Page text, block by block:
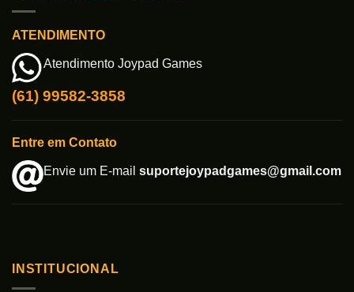
ATENDIMENTO
Atendimento Joypad Games
(61) 99582-3858
Entre em Contato
Envie um E-mail suportejoypadgames@gmail.com
INSTITUCIONAL